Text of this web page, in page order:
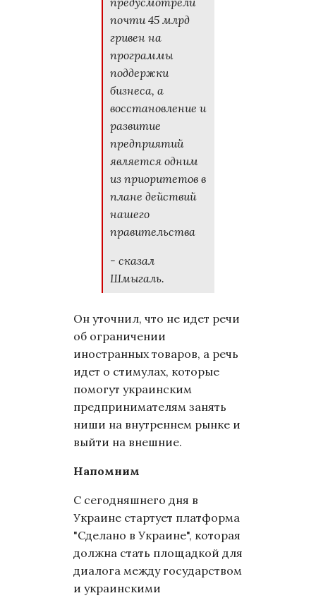
почти 45 млрд
гривен на
программы
поддержки
бизнеса, а
восстановление и
развитие
предприятий
является одним
из приоритетов в
плане действий
нашего
правительства
- сказал
Шмыгаль.
Он уточнил, что не идет речи
об ограничении
иностранных товаров, а речь
идет о стимулах, которые
помогут украинским
предпринимателям занять
ниши на внутреннем рынке и
выйти на внешние.
Напомним
С сегодняшнего дня в
Украине стартует платформа
"Сделано в Украине", которая
должна стать площадкой для
диалога между государством
и украинскими